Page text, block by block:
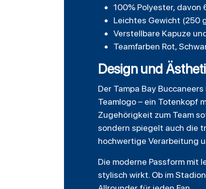
100% Polyester,
Leichtes Gewicht (250
Verstellbare Kapuze
Teamfarben Rot,
Design und
Der Tampa Bay
Teamlogo – ein Totenkopf
Zugehörigkeit zum Team
sondern spiegelt auch die
hochwertige Verarbeitung
Die moderne Passform mit
stylisch wirkt. Ob im